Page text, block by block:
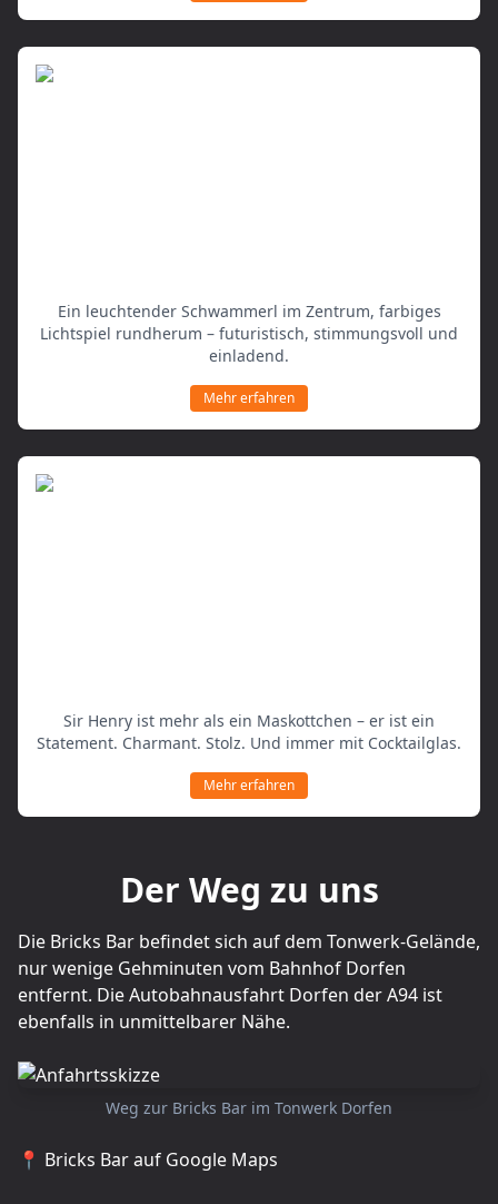
Ein leuchtender Schwammerl im Zentrum, farbiges
Lichtspiel rundherum – futuristisch, stimmungsvoll und
einladend.
Mehr erfahren
Sir Henry ist mehr als ein Maskottchen – er ist ein
Statement. Charmant. Stolz. Und immer mit Cocktailglas.
Mehr erfahren
Der Weg zu uns
Die Bricks Bar befindet sich auf dem Tonwerk-Gelände,
nur wenige Gehminuten vom Bahnhof Dorfen
entfernt. Die Autobahnausfahrt Dorfen der A94 ist
ebenfalls in unmittelbarer Nähe.
Weg zur Bricks Bar im Tonwerk Dorfen
📍 Bricks Bar auf Google Maps